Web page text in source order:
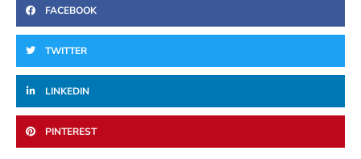
FACEBOOK
TWITTER
LINKEDIN
PINTEREST